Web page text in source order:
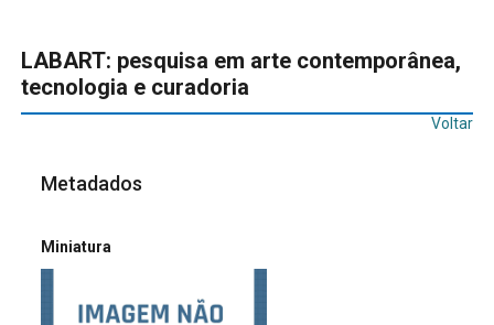
LABART: pesquisa em arte contemporânea,
tecnologia e curadoria
Voltar
Metadados
Miniatura